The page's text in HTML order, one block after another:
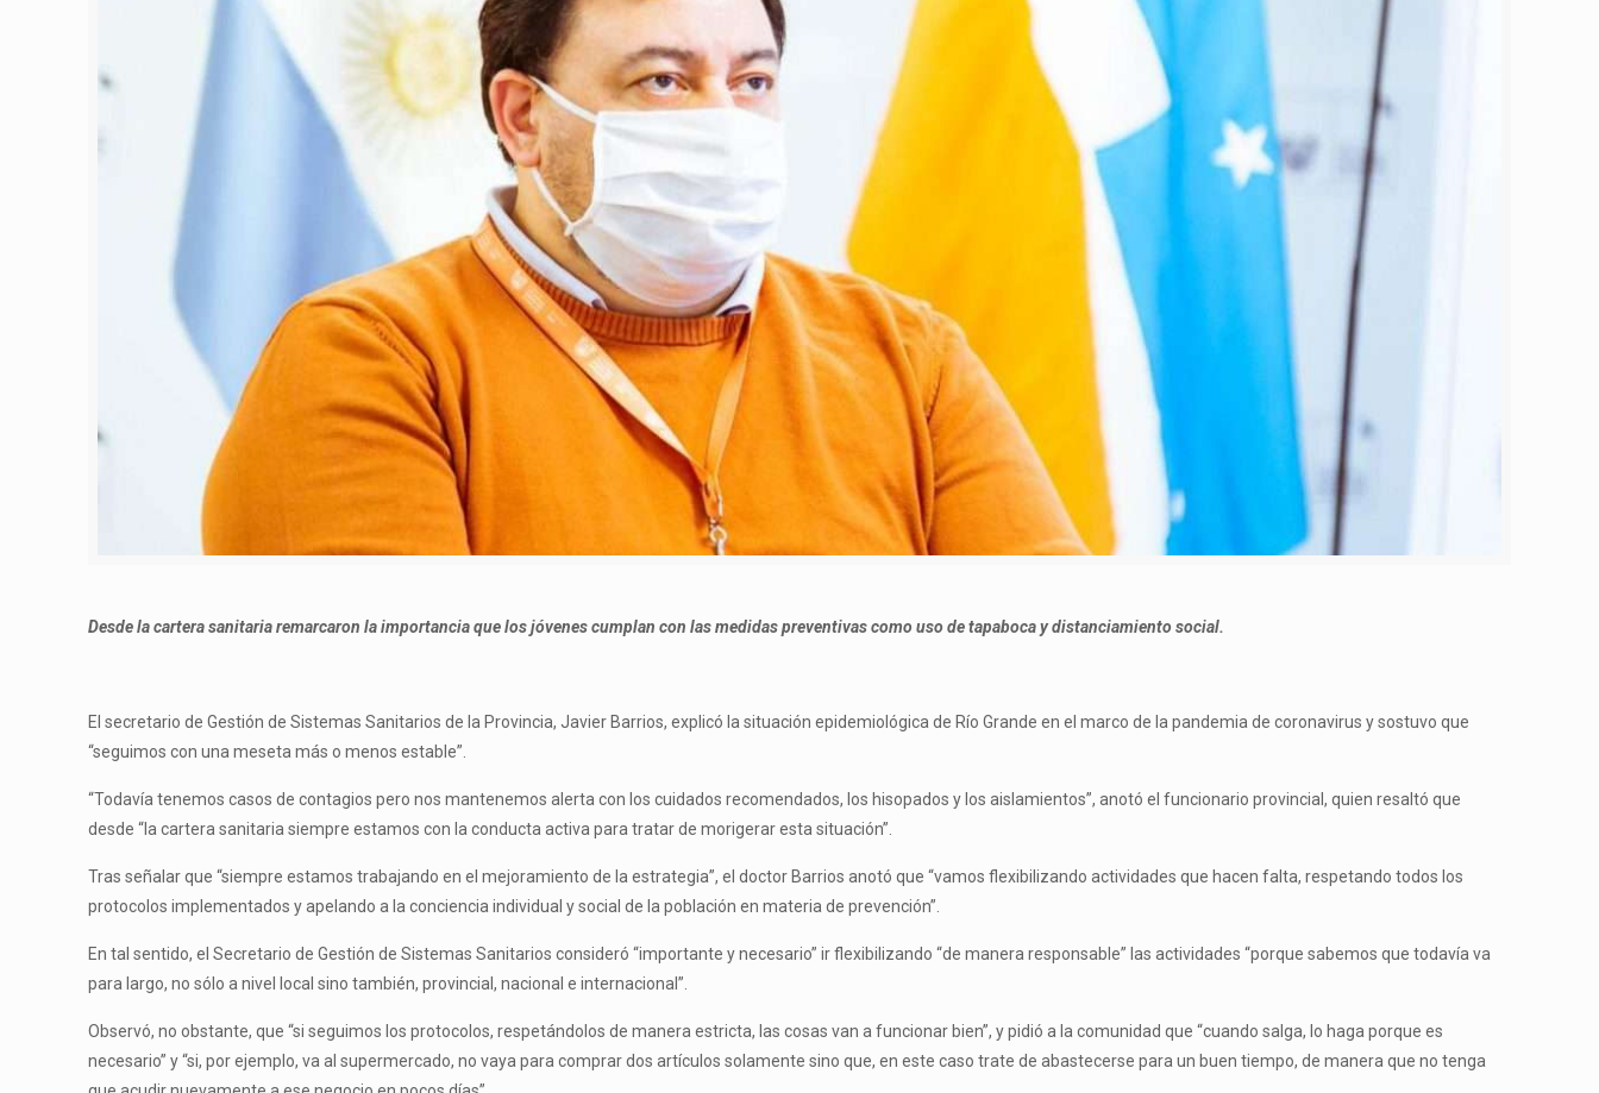
Desde la cartera sanitaria remarcaron la importancia que los jóvenes cumplan con las medidas preventivas como uso de tapaboca y distanciamiento social.
El secretario de Gestión de Sistemas Sanitarios de la Provincia, Javier Barrios, explicó la situación epidemiológica de Río Grande en el marco de la pandemia de coronavirus y sostuvo que
“seguimos con una meseta más o menos estable”.
“Todavía tenemos casos de contagios pero nos mantenemos alerta con los cuidados recomendados, los hisopados y los aislamientos”, anotó el funcionario provincial, quien resaltó que
desde “la cartera sanitaria siempre estamos con la conducta activa para tratar de morigerar esta situación”.
Tras señalar que “siempre estamos trabajando en el mejoramiento de la estrategia”, el doctor Barrios anotó que “vamos flexibilizando actividades que hacen falta, respetando todos los
protocolos implementados y apelando a la conciencia individual y social de la población en materia de prevención”.
En tal sentido, el Secretario de Gestión de Sistemas Sanitarios consideró “importante y necesario” ir flexibilizando “de manera responsable” las actividades “porque sabemos que todavía va
para largo, no sólo a nivel local sino también, provincial, nacional e internacional”.
Observó, no obstante, que “si seguimos los protocolos, respetándolos de manera estricta, las cosas van a funcionar bien”, y pidió a la comunidad que “cuando salga, lo haga porque es
necesario” y “si, por ejemplo, va al supermercado, no vaya para comprar dos artículos solamente sino que, en este caso trate de abastecerse para un buen tiempo, de manera que no tenga